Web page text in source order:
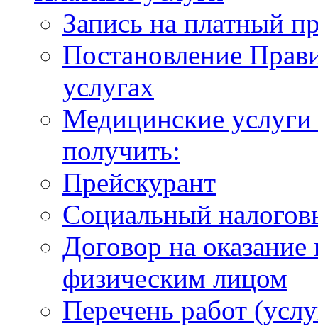
Запись на платный
Постановление
услугах
Медицинские
получить:
Прейскурант
Социальный
Договор на
физическим лицом
Перечень работ